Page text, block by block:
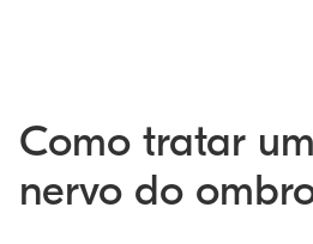
Como tratar
nervo do